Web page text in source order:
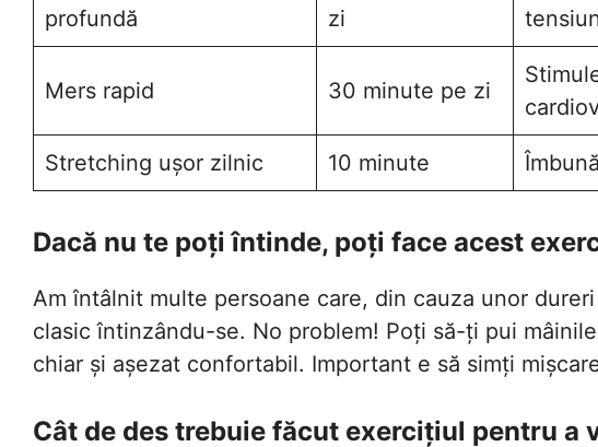
profundă
zi
Mers rapid 30 minute pe zi
Stretching ușor zilnic 10 minute
Dacă nu te poți întinde, poți face acest
Am întâlnit multe persoane care, din cauza unor
clasic întinzându-se. No problem! Poți să-ți pui
chiar și așezat confortabil. Important e să simți
Cât de des trebuie făcut exercițiul pentru a